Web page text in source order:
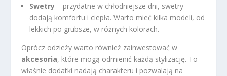
Swetry – przydatne w chłodniejsze dni, swetry
dodają komfortu i ciepła. Warto mieć kilka modeli, od
lekkich po grubsze, w różnych kolorach.
Oprócz odzieży warto również zainwestować w
akcesoria, które mogą odmienić każdą stylizację. To
właśnie dodatki nadają charakteru i pozwalają na